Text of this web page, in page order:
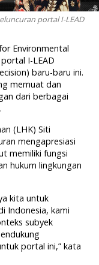
portal I-LEAD
Environmental
I-LEAD
baru-baru ini.
memuat dan
dari berbagai
(LHK) Siti
mengapresiasi
memiliki fungsi
hukum lingkungan
kita untuk
Indonesia, kami
subyek
portal ini,” kata